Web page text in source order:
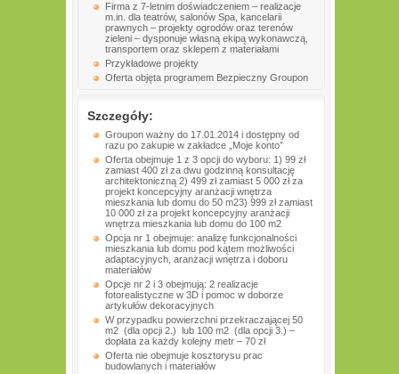
Firma z 7-letnim doświadczeniem – realizacje
m.in. dla teatrów, salonów Spa, kancelarii
prawnych – projekty ogrodów oraz terenów
zieleni – dysponuje własną ekipą wykonawczą,
transportem oraz sklepem z materiałami
Przykładowe projekty
Oferta objęta programem Bezpieczny Groupon
Szczegóły:
Groupon ważny do 17.01.2014 i dostępny od
razu po zakupie w zakładce „Moje konto”
Oferta obejmuje 1 z 3 opcji do wyboru: 1) 99 zł
zamiast 400 zł za dwu godzinną konsultację
architektoniczną 2) 499 zł zamiast 5 000 zł za
projekt koncepcyjny aranżacji wnętrza
mieszkania lub domu do 50 m23) 999 zł zamiast
10 000 zł za projekt koncepcyjny aranżacji
wnętrza mieszkania lub domu do 100 m2
Opcja nr 1 obejmuje: analizę funkcjonalności
mieszkania lub domu pod kątem możliwości
adaptacyjnych, aranżacji wnętrza i doboru
materiałów
Opcje nr 2 i 3 obejmują: 2 realizacje
fotorealistyczne w 3D i pomoc w doborze
artykułów dekoracyjnych
W przypadku powierzchni przekraczającej 50
m2 (dla opcji 2.) lub 100 m2 (dla opcji 3.) –
dopłata za każdy kolejny metr – 70 zł
Oferta nie obejmuje kosztorysu prac
budowlanych i materiałów